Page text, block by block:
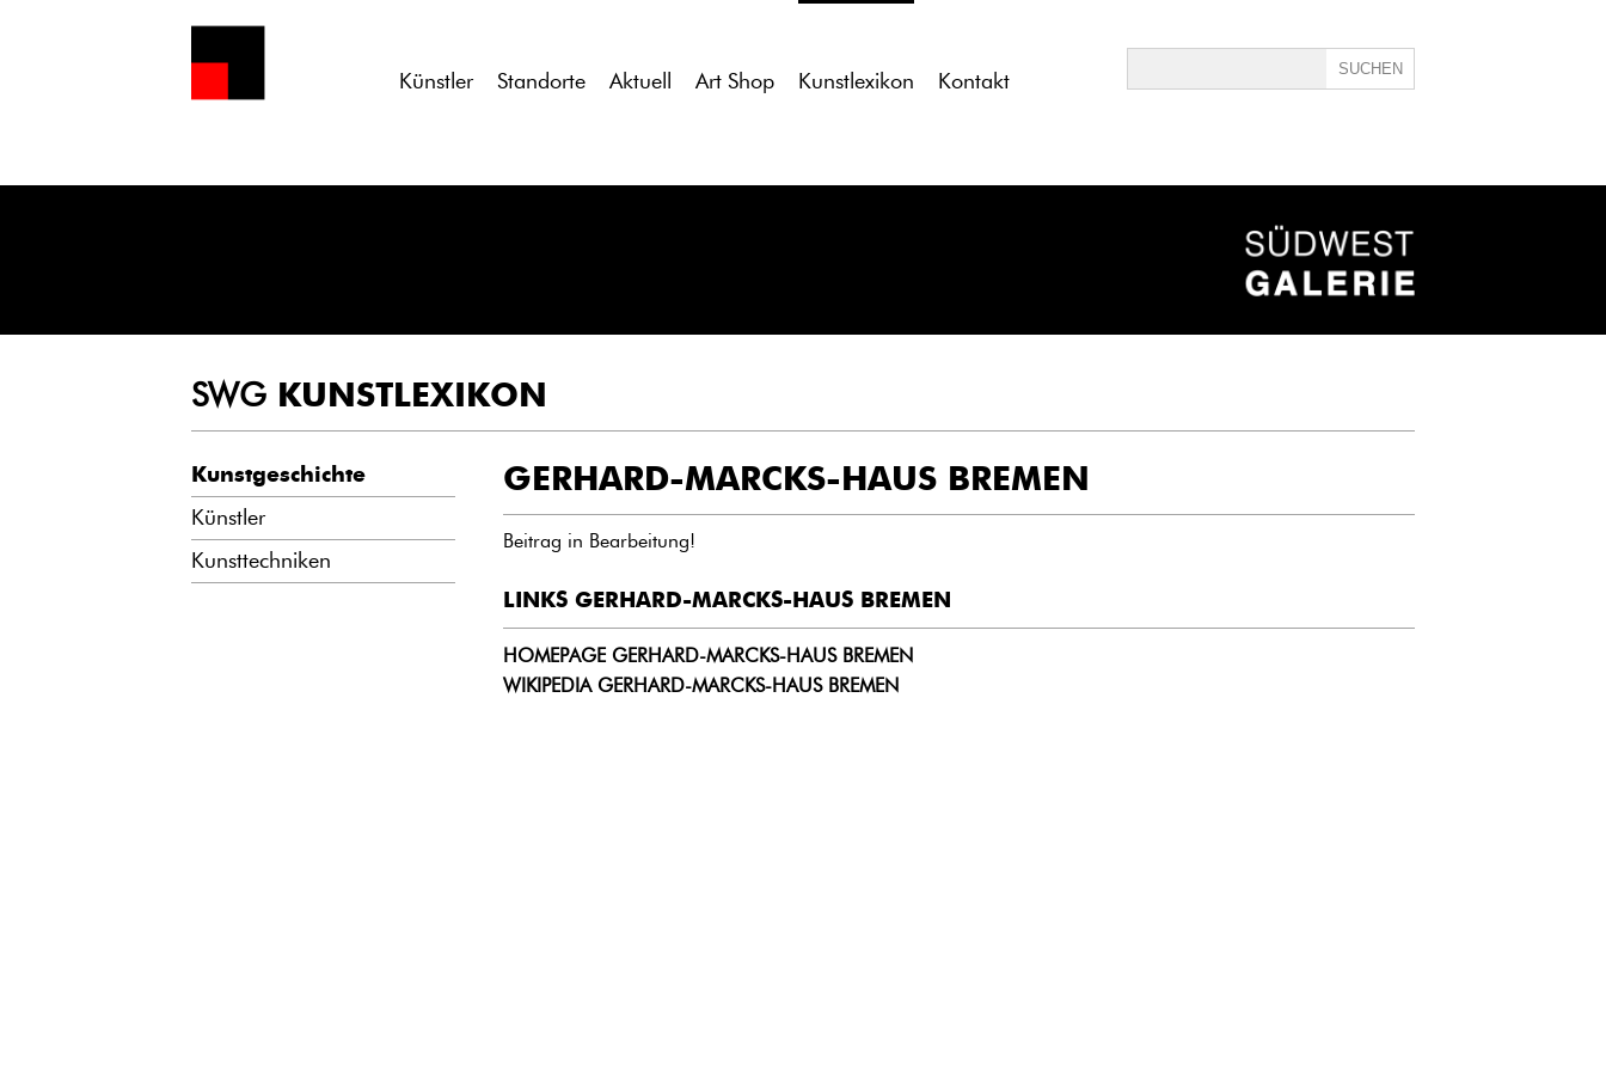
Künstler Standorte Aktuell Art Shop Kunstlexikon Kontakt
SWG KUNSTLEXIKON
Kunstgeschichte
Künstler
Kunsttechniken
GERHARD-MARCKS-HAUS BREMEN
Beitrag in Bearbeitung!
LINKS GERHARD-MARCKS-HAUS BREMEN
HOMEPAGE GERHARD-MARCKS-HAUS BREMEN
WIKIPEDIA GERHARD-MARCKS-HAUS BREMEN